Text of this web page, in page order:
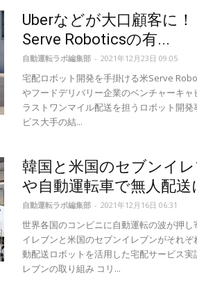
Uberなどが大口顧客に
Serve Roboticsの有...
自動運転ラボ編集部 - 2021年12月23日 09:05
宅配ロボット開発を手掛ける米Serve
やフードデリバリー企業のベンチャーキャ
ラストワンマイル配送を担うロボット開
ビス大手の結...
韓国と米国のセブンイ
や自動運転車で無人配送
自動運転ラボ編集部 - 2021年12月16日 06:31
世界各国のコンビニに自動運転の波が押
イレブンと米国のセブンイレブンがそれ
動配送ロボットを活用した宅配サービス
レブンの取り組み コリ...